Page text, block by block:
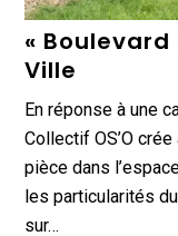
« Boulevard
Ville
En réponse à une
Collectif OS’O
pièce dans
les particularités
sur…